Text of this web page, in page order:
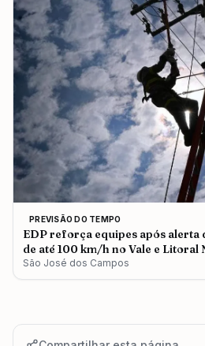
PREVISÃO DO TEMPO
EDP reforça equipes após alerta
de até 100 km/h no Vale e Litoral
São José dos Campos